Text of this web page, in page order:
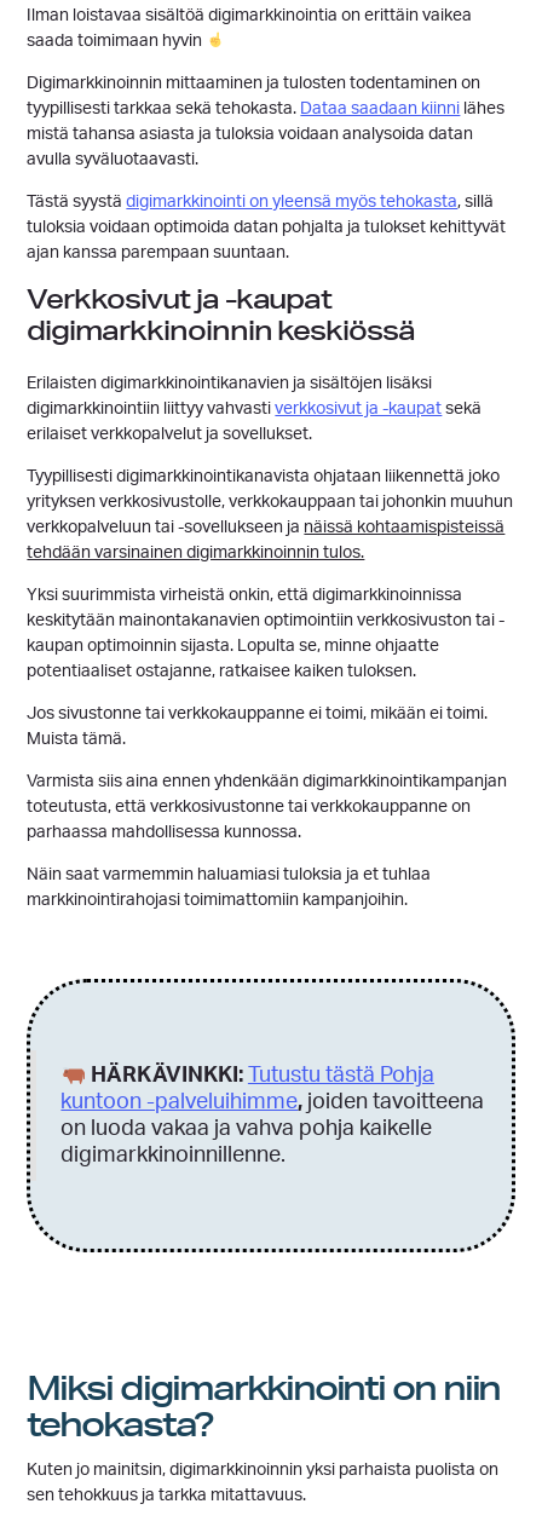
Ilman loistavaa sisältöä digimarkkinointia on erittäin vaikea
saada toimimaan hyvin
Digimarkkinoinnin mittaaminen ja tulosten todentaminen on
tyypillisesti tarkkaa sekä tehokasta. Dataa saadaan kiinni lähes
mistä tahansa asiasta ja tuloksia voidaan analysoida datan
avulla syväluotaavasti.
Tästä syystädigimarkkinointi on yleensä myös tehokasta, sillä
tuloksia voidaan optimoida datan pohjalta ja tulokset kehittyvät
ajan kanssa parempaan suuntaan.
Verkkosivut ja -kaupat
digimarkkinoinnin keskiössä
Erilaisten digimarkkinointikanavien ja sisältöjen lisäksi
digimarkkinointiin liittyy vahvastiverkkosivut ja -kaupat sekä
erilaiset verkkopalvelut ja sovellukset.
Tyypillisesti digimarkkinointikanavista ohjataan liikennettä joko
yrityksen verkkosivustolle, verkkokauppaan tai johonkin muuhun
verkkopalveluun tai -sovellukseen ja näissä kohtaamispisteissä
tehdään varsinainen digimarkkinoinnin tulos.
Yksi suurimmista virheistä onkin, että digimarkkinoinnissa
keskitytään mainontakanavien optimointiin verkkosivuston tai -
kaupan optimoinnin sijasta. Lopulta se, minne ohjaatte
potentiaaliset ostajanne, ratkaisee kaiken tuloksen.
Jos sivustonne tai verkkokauppanne ei toimi, mikään ei toimi.
Muista tämä.
Varmista siis aina ennen yhdenkään digimarkkinointikampanjan
toteutusta, että verkkosivustonne tai verkkokauppanne on
parhaassa mahdollisessa kunnossa.
Näin saat varmemmin haluamiasi tuloksia ja et tuhlaa
markkinointirahojasi toimimattomiin kampanjoihin.
HÄRKÄVINKKI:
Tutustu tästä Pohja
kuntoon -palveluihimme, joiden tavoitteena
on luoda vakaa ja vahva pohja kaikelle
digimarkkinoinnillenne.
Miksi digimarkkinointi on niin
tehokasta?
Kuten jo mainitsin, digimarkkinoinnin yksi parhaista puolista on
sen tehokkuus ja tarkka mitattavuus.